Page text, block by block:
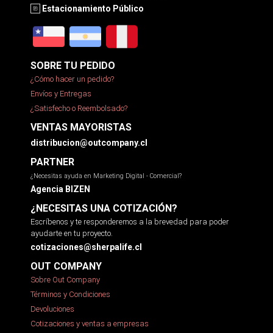
Estacionamiento Público
SOBRE TU PEDIDO
¿Cómo hacer un pedido?
Envíos y Entregas
¿Satisfecho o Reembolsado?
VENTAS MAYORISTAS
distribucion@outcompany.cl
PARTNER
¿Necesitas ayuda en Marketing Digital - Comercial?
Agencia BIZEN
¿NECESITAS UNA COTIZACIÓN?
Escríbenos y te responderemos a la brevedad para poder
ayudarte en tu proyecto.
cotizaciones@sherpalife.cl
OUT COMPANY
Sobre Out Company
Términos y Condiciones
Devoluciones
Cotizaciones y ventas a empresas